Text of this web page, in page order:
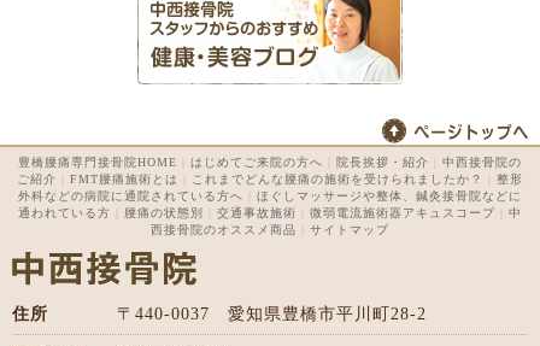
豊橋腰痛専門接骨院HOME はじめてご来院の方へ 院長挨拶・紹介
中西接骨院の
ご紹介
FMT腰痛施術とは これまでどんな腰痛の施術を受けられましたか？
整形
外科などの病院に通院されている方へ
ほぐしマッサージや整体、鍼灸接骨院などに
通われている方
腰痛の状態別 交通事故施術 微弱電流施術器アキュスコープ
中
西接骨院のオススメ商品
サイトマップ
住所 〒440-0037 愛知県豊橋市平川町28-2